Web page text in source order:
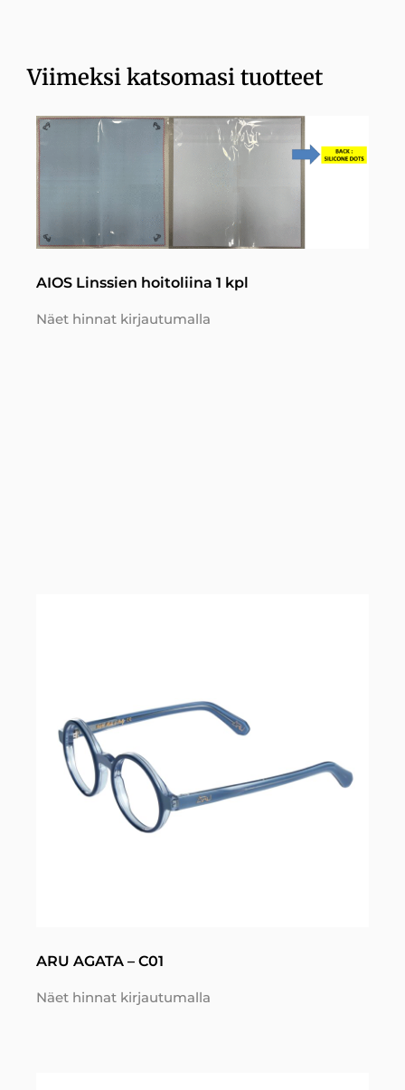
Viimeksi katsomasi tuotteet
AIOS Linssien hoitoliina 1 kpl
Näet hinnat kirjautumalla
ARU AGATA – C01
Näet hinnat kirjautumalla